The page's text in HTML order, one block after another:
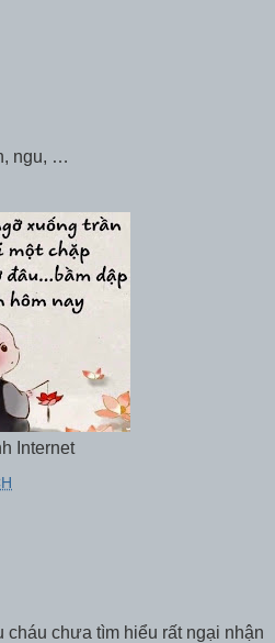
ngu, …
Internet
cháu chưa tìm hiểu rất ngại nhận